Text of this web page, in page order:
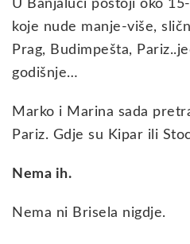
U Banjaluci postoji oko
koje nude manje-više,
Prag, Budimpešta,
godišnje…
Marko i Marina sada
Pariz. Gdje su Kipar ili
Nema ih.
Nema ni Brisela nigdje.